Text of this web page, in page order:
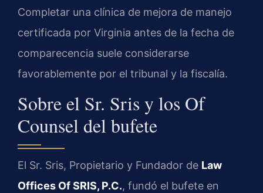
Completar una clínica de mejora de manejo
certificada por Virginia antes de la fecha de
comparecencia suele considerarse
favorablemente por el tribunal y la fiscalía.
Sobre el Sr. Sris y los Of
Counsel del bufete
El Sr. Sris, Propietario y Fundador de Law
Offices Of SRIS, P.C., fundó el bufete en